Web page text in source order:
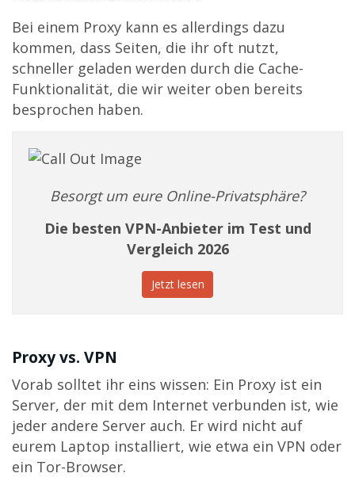
Bei einem Proxy kann es allerdings dazu
kommen, dass Seiten, die ihr oft nutzt,
schneller geladen werden durch die Cache-
Funktionalität, die wir weiter oben bereits
besprochen haben.
Besorgt um eure Online-Privatsphäre?
Die besten VPN-Anbieter im Test und
Vergleich 2026
Jetzt lesen
Proxy vs. VPN
Vorab solltet ihr eins wissen: Ein Proxy ist ein
Server, der mit dem Internet verbunden ist, wie
jeder andere Server auch. Er wird nicht auf
eurem Laptop installiert, wie etwa ein VPN oder
ein Tor-Browser.